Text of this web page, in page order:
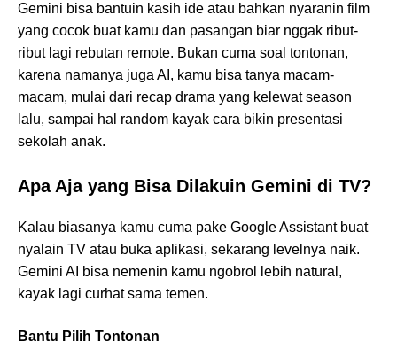
Gemini bisa bantuin kasih ide atau bahkan nyaranin film
yang cocok buat kamu dan pasangan biar nggak ribut-
ribut lagi rebutan remote. Bukan cuma soal tontonan,
karena namanya juga AI, kamu bisa tanya macam-
macam, mulai dari recap drama yang kelewat season
lalu, sampai hal random kayak cara bikin presentasi
sekolah anak.
Apa Aja yang Bisa Dilakuin Gemini di TV?
Kalau biasanya kamu cuma pake Google Assistant buat
nyalain TV atau buka aplikasi, sekarang levelnya naik.
Gemini AI bisa nemenin kamu ngobrol lebih natural,
kayak lagi curhat sama temen.
Bantu Pilih Tontonan